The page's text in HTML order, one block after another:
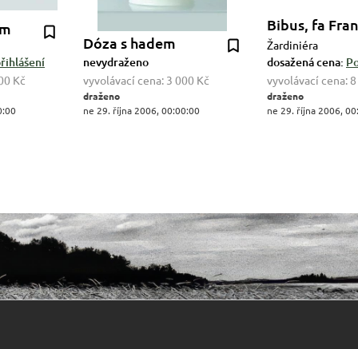
Kč
Dóza s hadem
nevydraženo
vyvolávací cena: 3 000 Kč
draženo
ne 29. října 2006, 00:00:00
Bibus, fa
Žardiniéra
dosažená cena:
vyvolávací cena:
draženo
ne 29. října 2006,